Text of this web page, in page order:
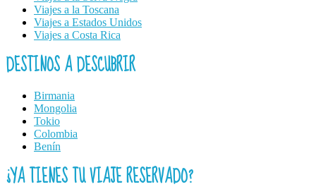
Viajes a la Toscana
Viajes a Estados Unidos
Viajes a Costa Rica
DESTINOS A DESCUBRIR
Birmania
Mongolia
Tokio
Colombia
Benín
¿YA TIENES TU VIAJE RESERVADO?